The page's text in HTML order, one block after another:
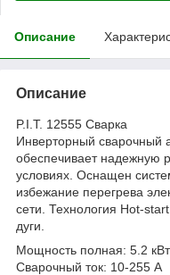
Описание
Описание
P.I.T. 12555 Сварка
Инверторный сварочный
обеспечивает надежную
условиях. Оснащен
избежание перегрева
сети. Технология Hot-
дуги.
Мощность полная: 5.2 кВт
Сварочный ток: 10-255 А